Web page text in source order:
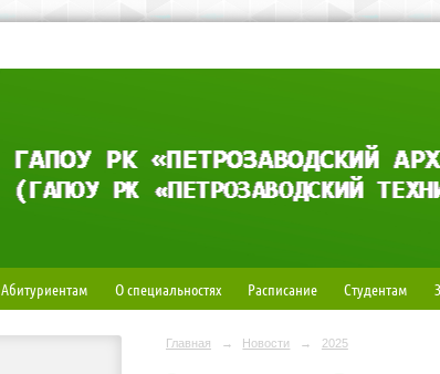
Абитуриентам О специальностях Расписание Студентам
Главная → Новости → 2025